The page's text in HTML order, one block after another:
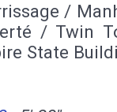
/
/ Twin
State